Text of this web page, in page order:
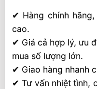
✔ Hàng chính
cao.
✔ Giá cả hợp lý, ưu
mua số lượng lớn.
✔ Giao hàng nhanh
✔ Tư vấn nhiệt tình,